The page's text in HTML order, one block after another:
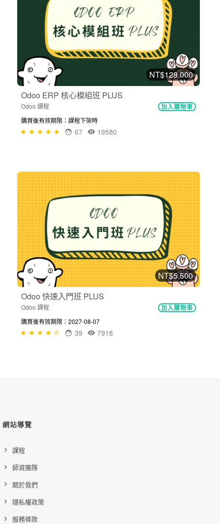
NT$128,000
Odoo ERP 核心模組班 PLUS
Odoo 課程 加入購物車
購買後有效期限：課程下架時
19580
67
NT$5,500
Odoo 快速入門班 PLUS
Odoo 課程 加入購物車
購買後有效期限：2027-08-07
7918
39
網站導覽
課程
師資團隊
關於我們
隱私權政策
服務條款